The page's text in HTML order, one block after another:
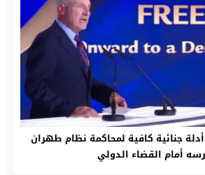
جنائية كافية لمحاكمة نظام طهران
أمام القضاء الدولي